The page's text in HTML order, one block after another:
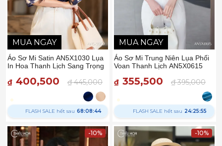
MUA NGAY
Áo Sơ Mi Satin AN5X1030 Lụa
In Hoa Thanh Lịch Sang Trọng
₫ 400,500 ₫ 445,000
FLASH SALE hết sau 68:08:43
MUA NGAY
Áo Sơ Mi Trung Niên Lụa Phối
Voan Thanh Lịch AN5X0615
₫ 355,500 ₫ 395,000
FLASH SALE hết sau 24:25:54
-10% -10%